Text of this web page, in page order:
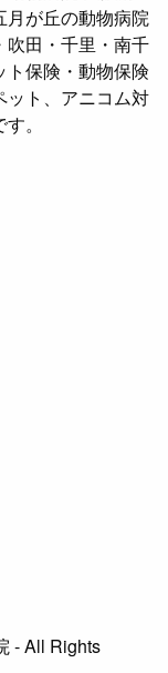
- All Rights